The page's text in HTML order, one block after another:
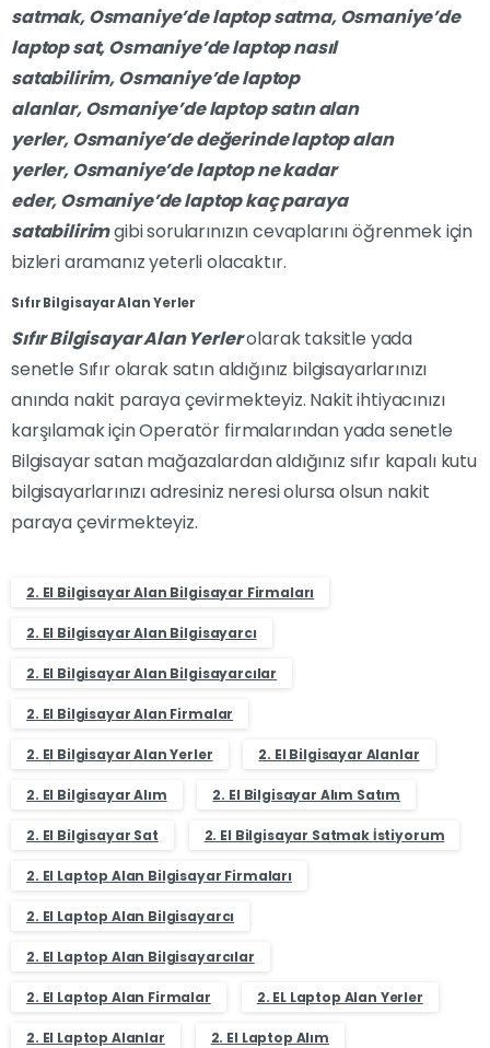
satmak,Osmaniye’delaptop satma,Osmaniye’de
laptop sat,Osmaniye’delaptop nasıl
satabilirim,Osmaniye’delaptop
alanlar,Osmaniye’delaptop satın alan
yerler,Osmaniye’dedeğerinde laptop alan
yerler,Osmaniye’delaptop ne kadar
eder,Osmaniye’delaptop kaç paraya
satabilirimgibi sorularınızın cevaplarını öğrenmek için
bizleri aramanız yeterli olacaktır.
Sıfır Bilgisayar Alan Yerler
Sıfır Bilgisayar Alan Yerlerolarak taksitle yada
senetle Sıfır olarak satın aldığınız bilgisayarlarınızı
anında nakit paraya çevirmekteyiz. Nakit ihtiyacınızı
karşılamak için Operatör firmalarından yada senetle
Bilgisayar satan mağazalardan aldığınız sıfır kapalı kutu
bilgisayarlarınızı adresiniz neresi olursa olsun nakit
paraya çevirmekteyiz.
2. El Bilgisayar Alan Bilgisayar Firmaları
2. El Bilgisayar Alan Bilgisayarcı
2. El Bilgisayar Alan Bilgisayarcılar
2. El Bilgisayar Alan Firmalar
2. El Bilgisayar Alan Yerler 2. El Bilgisayar Alanlar
2. El Bilgisayar Alım 2. El Bilgisayar Alım Satım
2. El Bilgisayar Sat 2. El Bilgisayar Satmak İstiyorum
2. El Laptop Alan Bilgisayar Firmaları
2. El Laptop Alan Bilgisayarcı
2. El Laptop Alan Bilgisayarcılar
2. El Laptop Alan Firmalar 2. EL Laptop Alan Yerler
2. El Laptop Alanlar 2. El Laptop Alım